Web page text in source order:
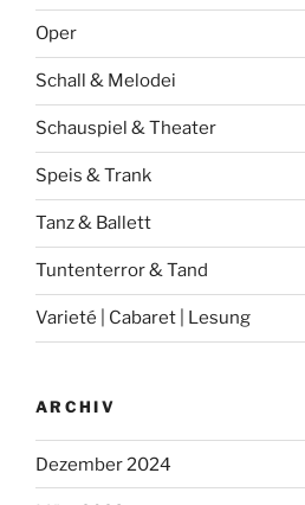
Oper
Schall & Melodei
Schauspiel & Theater
Speis & Trank
Tanz & Ballett
Tuntenterror & Tand
Varieté | Cabaret | Lesung
ARCHIV
Dezember 2024